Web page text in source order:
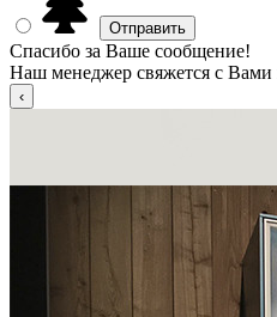
Спасибо за Ваше сообщение!
Наш менеджер свяжется с